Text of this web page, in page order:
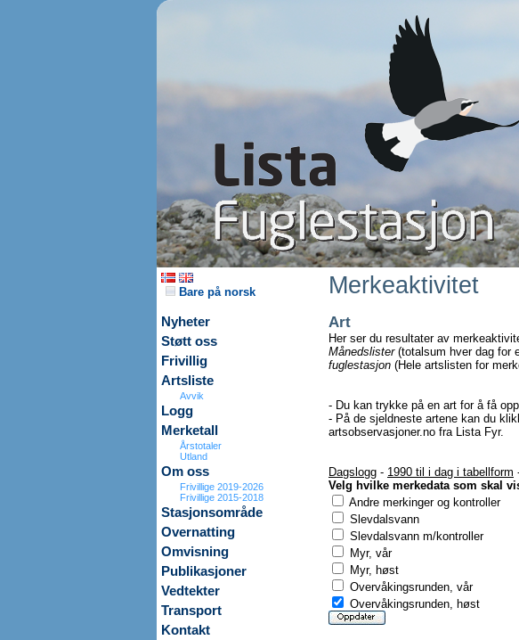
Bare på norsk
Nyheter
Støtt oss
Frivillig
Artsliste
Avvik
Logg
Merketall
Årstotaler
Utland
Om oss
Frivillige 2019-2026
Frivillige 2015-2018
Stasjonsområde
Overnatting
Omvisning
Publikasjoner
Vedtekter
Transport
Kontakt
Merkeaktivitet
Art
Her ser du resultater av
Månedslister(totalsum hver dag for
fuglestasjon (Hele artslisten for
- Du kan trykke på en art for å få
- På de sjeldneste artene kan du
artsobservasjoner.no fra Lista Fyr.
Dagslogg - 1990 til i dag i tabellform
Velg hvilke merkedata som skal
Andre merkinger og kontroller
Slevdalsvann
Slevdalsvann m/kontroller
Myr, vår
Myr, høst
Overvåkingsrunden, vår
Overvåkingsrunden, høst